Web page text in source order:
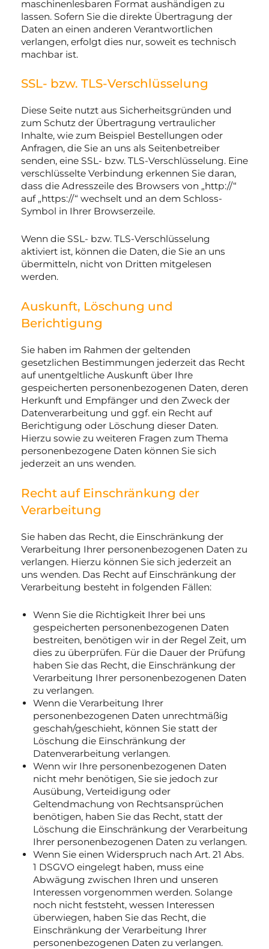
maschinenlesbaren Format aushändigen zu
lassen. Sofern Sie die direkte Übertragung der
Daten an einen anderen Verantwortlichen
verlangen, erfolgt dies nur, soweit es technisch
machbar ist.
SSL- bzw. TLS-Verschlüsselung
Diese Seite nutzt aus Sicherheitsgründen und
zum Schutz der Übertragung vertraulicher
Inhalte, wie zum Beispiel Bestellungen oder
Anfragen, die Sie an uns als Seitenbetreiber
senden, eine SSL- bzw. TLS-Verschlüsselung. Eine
verschlüsselte Verbindung erkennen Sie daran,
dass die Adresszeile des Browsers von „http://“
auf „https://“ wechselt und an dem Schloss-
Symbol in Ihrer Browserzeile.
Wenn die SSL- bzw. TLS-Verschlüsselung
aktiviert ist, können die Daten, die Sie an uns
übermitteln, nicht von Dritten mitgelesen
werden.
Auskunft, Löschung und
Berichtigung
Sie haben im Rahmen der geltenden
gesetzlichen Bestimmungen jederzeit das Recht
auf unentgeltliche Auskunft über Ihre
gespeicherten personenbezogenen Daten, deren
Herkunft und Empfänger und den Zweck der
Datenverarbeitung und ggf. ein Recht auf
Berichtigung oder Löschung dieser Daten.
Hierzu sowie zu weiteren Fragen zum Thema
personenbezogene Daten können Sie sich
jederzeit an uns wenden.
Recht auf Einschränkung der
Verarbeitung
Sie haben das Recht, die Einschränkung der
Verarbeitung Ihrer personenbezogenen Daten zu
verlangen. Hierzu können Sie sich jederzeit an
uns wenden. Das Recht auf Einschränkung der
Verarbeitung besteht in folgenden Fällen:
Wenn Sie die Richtigkeit Ihrer bei uns
gespeicherten personenbezogenen Daten
bestreiten, benötigen wir in der Regel Zeit, um
dies zu überprüfen. Für die Dauer der Prüfung
haben Sie das Recht, die Einschränkung der
Verarbeitung Ihrer personenbezogenen Daten
zu verlangen.
Wenn die Verarbeitung Ihrer
personenbezogenen Daten unrechtmäßig
geschah/geschieht, können Sie statt der
Löschung die Einschränkung der
Datenverarbeitung verlangen.
Wenn wir Ihre personenbezogenen Daten
nicht mehr benötigen, Sie sie jedoch zur
Ausübung, Verteidigung oder
Geltendmachung von Rechtsansprüchen
benötigen, haben Sie das Recht, statt der
Löschung die Einschränkung der Verarbeitung
Ihrer personenbezogenen Daten zu verlangen.
Wenn Sie einen Widerspruch nach Art. 21 Abs.
1 DSGVO eingelegt haben, muss eine
Abwägung zwischen Ihren und unseren
Interessen vorgenommen werden. Solange
noch nicht feststeht, wessen Interessen
überwiegen, haben Sie das Recht, die
Einschränkung der Verarbeitung Ihrer
personenbezogenen Daten zu verlangen.